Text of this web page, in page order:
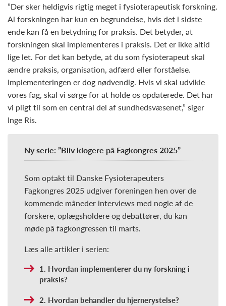
”Der sker heldigvis rigtig meget i fysioterapeutisk forskning.
Al forskningen har kun en begrundelse, hvis det i sidste
ende kan få en betydning for praksis. Det betyder, at
forskningen skal implementeres i praksis. Det er ikke altid
lige let. For det kan betyde, at du som fysioterapeut skal
ændre praksis, organisation, adfærd eller forståelse.
Implementeringen er dog nødvendig. Hvis vi skal udvikle
vores fag, skal vi sørge for at holde os opdaterede. Det har
vi pligt til som en central del af sundhedsvæsenet,” siger
Inge Ris.
Ny serie: ”Bliv klogere på Fagkongres 2025”
Som optakt til Danske Fysioterapeuters
Fagkongres 2025 udgiver foreningen hen over de
kommende måneder interviews med nogle af de
forskere, oplægsholdere og debattører, du kan
møde på fagkongressen til marts.
Læs alle artikler i serien:
1. Hvordan implementerer du ny forskning i
praksis?
2. Hvordan behandler du hjernerystelse?